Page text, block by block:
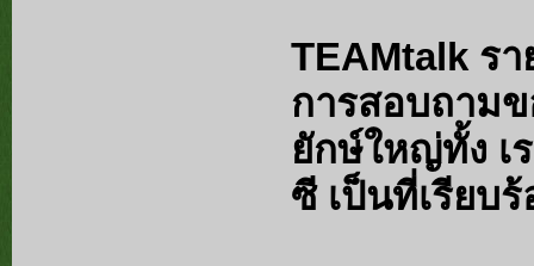
TEAMtalk ร
การสอบถาม
ยักษ์ใหญ่ทั้ง เ
ซี เป็นที่เรียบร้